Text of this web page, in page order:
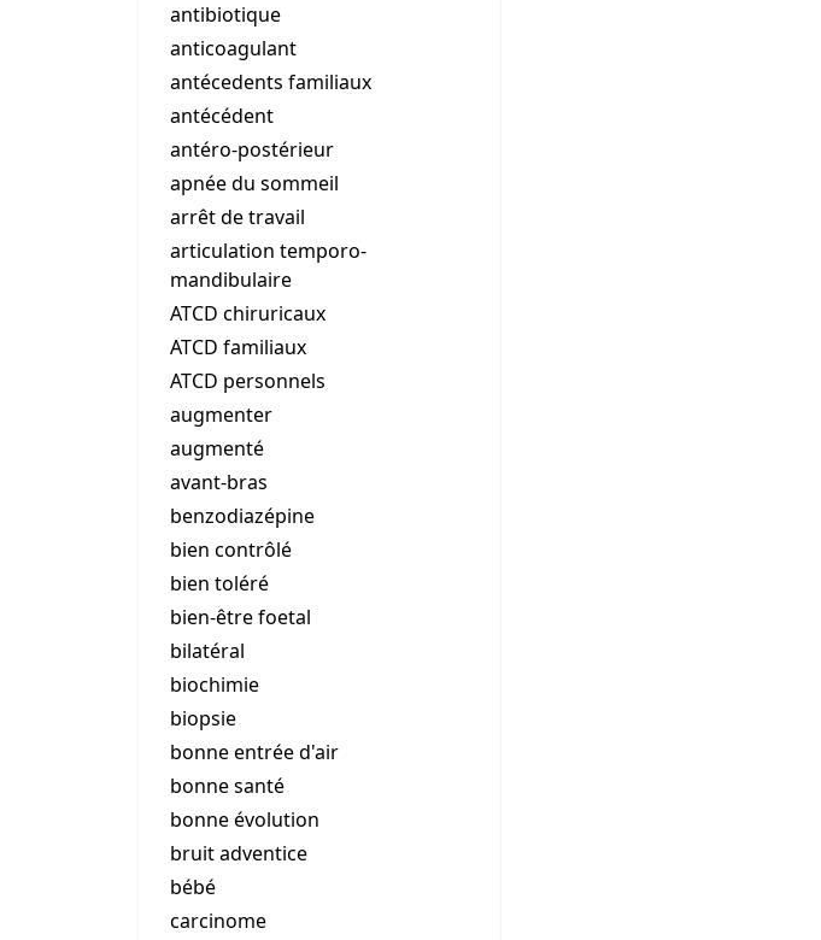
antibiotique
anticoagulant
antécedents familiaux
antécédent
antéro-postérieur
apnée du sommeil
arrêt de travail
articulation temporo-
mandibulaire
ATCD chiruricaux
ATCD familiaux
ATCD personnels
augmenter
augmenté
avant-bras
benzodiazépine
bien contrôlé
bien toléré
bien-être foetal
bilatéral
biochimie
biopsie
bonne entrée d'air
bonne santé
bonne évolution
bruit adventice
bébé
carcinome